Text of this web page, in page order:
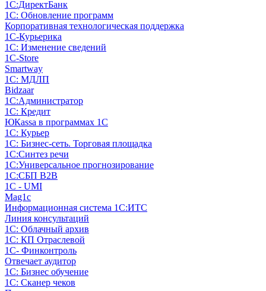
1С:ДиректБанк
1С: Обновление программ
Корпоративная технологическая поддержка
1С-Курьерика
1С: Изменение сведений
1C-Store
Smartway
1С: МДЛП
Bidzaar
1С:Администратор
1С: Кредит
ЮКаssа в программах 1С
1С: Курьер
1С: Бизнес-сеть. Торговая площадка
1С:Синтез речи
1С:Универсальное прогнозирование
1С:СБП B2B
1C - UMI
Mag1c
Информационная система 1С:ИТС
Линия консультаций
1С: Облачный архив
1С: КП Отраслевой
1С- Финконтроль
Отвечает аудитор
1С: Бизнес обучение
1С: Сканер чеков